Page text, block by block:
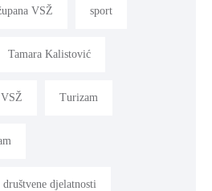
VSŽ sport
Tamara Kalistović
Turizam
djelatnosti